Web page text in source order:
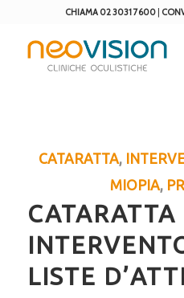
CHIAMA 02 3031 7600
CATARATTA,
MIOPIA,
CATARATTA
LISTE